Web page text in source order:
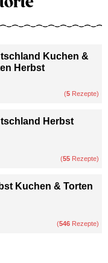
Kuchen &
Herbst
(5 Rezepte)
Herbst
(55 Rezepte)
Kuchen & Torten
(546 Rezepte)